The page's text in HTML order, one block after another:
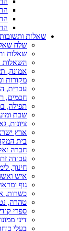
שאלות ותשובות
שלח
שאלות
השאלות
אמונה,
מקורות
עברית,
חכמים,
תפילה,
שבת
ציונות,
ארץ
בית
חברה
עבודה
חינוך,
איש
גוף
כשרות,
טהרה,
ספרי
דיני
בעלי